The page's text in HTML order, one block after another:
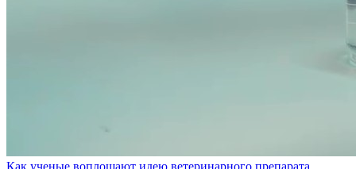
Как ученые воплощают идею ветеринарного препарата